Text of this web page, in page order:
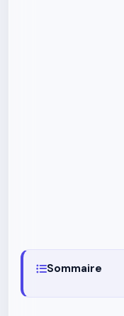
Sommaire